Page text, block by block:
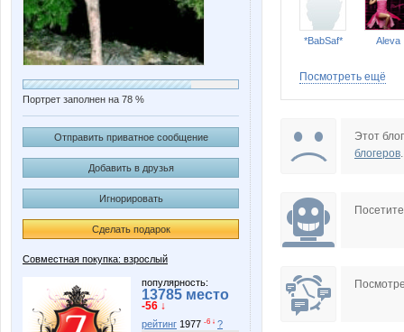
Портрет заполнен на 78 %
Отправить приватное сообщение
Добавить в друзья
Игнорировать
Сделать подарок
Совместная покупка: взрослый
популярность:
13785 место
-56 ↓
рейтинг 1977 -6 ↓ ?
*BabSaf* Aleva
androlena
Посмотреть ещё
Этот
блогеров.